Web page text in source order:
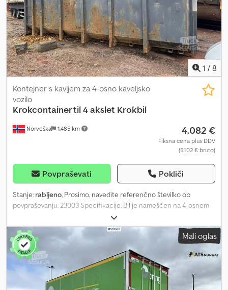
1 / 8
Norveška 1.485 km
Kontejner s kavljem za 4-osno kaveljsko
vozilo
Krokcontainer til 4 akslet Krokbil
4.082 €
Fiksna cena plus DDV
(5.102 € bruto)
Povpraševati Pokliči
Stanje: rabljeno, Prosimo, navedite referenčno številko ob
povpraševanju: 23003 Specifikacije: Bil je nameščen na 4-osnem
vozilu z nosilcem za kavelj Pribl. 40 m³ Nadgradnja zabojnika (glej
slike) Dksdpszqktyjfx Abgjr Takojšnja dobava Lastna teža: 11 Model:
Kaveljni zabojnik za 4-osno kaveljno vozilo = Dodatne informacije =
Novo: Ne Namen uporabe: Prevoz blaga Za več informacij
kontaktirajte ATS Norway.
Mali oglas